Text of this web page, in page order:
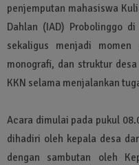
penjemputan mahasiswa
Dahlan (IAD) Probolinggo
sekaligus menjadi
monografi, dan struktur
KKN selama menjalankan
Acara dimulai pada pukul
dihadiri oleh kepala desa
dengan sambutan oleh